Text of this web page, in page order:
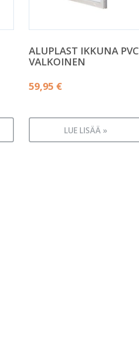
ALUPLAST IKKUNA PVC
VALKOINEN
59,95 €
LUE LISÄÄ »